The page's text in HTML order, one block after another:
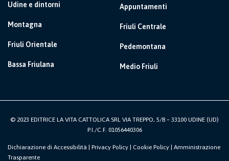
Udine e dintorni
Montagna
Friuli Orientale
Bassa Friulana
Appuntamenti
Friuli Centrale
Pedemontana
Medio Friuli
© 2023 EDITRICE LA VITA CATTOLICA SRL VIA TREPPO, 5/B – 33100 UDINE (UD)
P.I./C.F. 01056440306
Dichiarazione di Accessibilità | Privacy Policy | Cookie Policy | Amministrazione
Trasparente